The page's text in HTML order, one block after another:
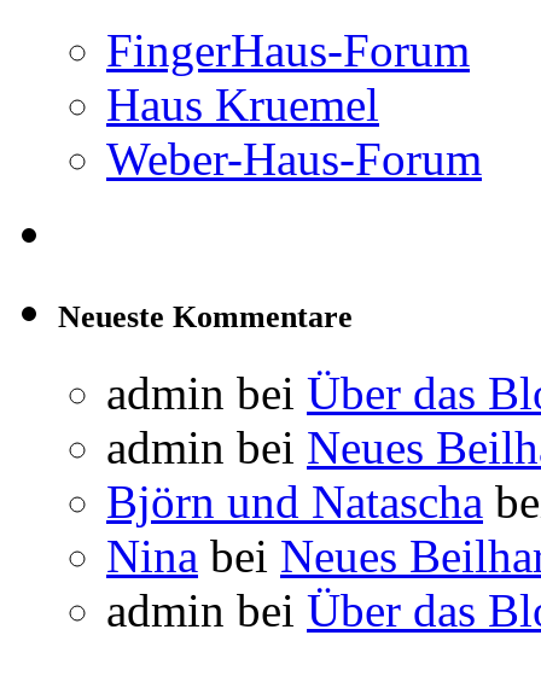
FingerHaus-Forum
Haus Kruemel
Weber-Haus-Forum
Neueste Kommentare
admin bei Über das
admin bei Neues
Björn und Natascha
Nina bei Neues
admin bei Über das